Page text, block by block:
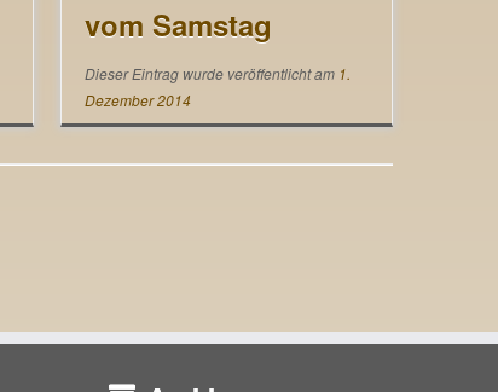
vom Samstag
Dieser Eintrag wurde veröffentlicht am 1.
Dezember 2014